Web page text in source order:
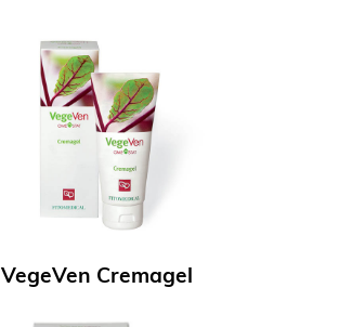
VegeVen Cremagel